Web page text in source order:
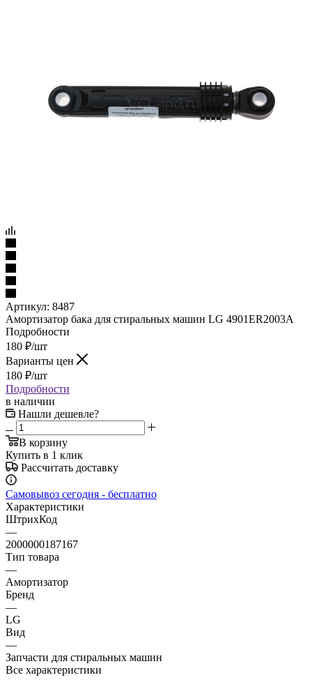
Артикул: 8487
Амортизатор бака для стиральных машин LG 4901ER2003A
Подробности
180 ₽/шт
Варианты цен
180 ₽/шт
Подробности
в наличии
Нашли дешевле?
В корзину
Купить в 1 клик
Рассчитать доставку
Самовывоз сегодня - бесплатно
Характеристики
ШтрихКод
—
2000000187167
Тип товара
—
Амортизатор
Бренд
—
LG
Вид
—
Запчасти для стиральных машин
Все характеристики